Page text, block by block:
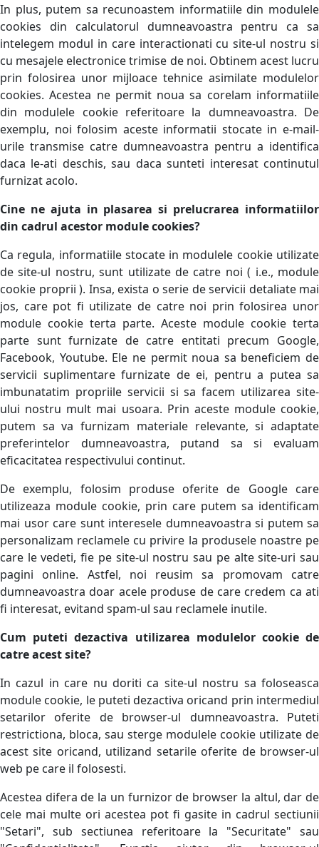
In plus, putem sa recunoastem informatiile din modulele
cookies din calculatorul dumneavoastra pentru ca sa
intelegem modul in care interactionati cu site-ul nostru si
cu mesajele electronice trimise de noi. Obtinem acest lucru
prin folosirea unor mijloace tehnice asimilate modulelor
cookies. Acestea ne permit noua sa corelam informatiile
din modulele cookie referitoare la dumneavoastra. De
exemplu, noi folosim aceste informatii stocate in e-mail-
urile transmise catre dumneavoastra pentru a identifica
daca le-ati deschis, sau daca sunteti interesat continutul
furnizat acolo.
Cine ne ajuta in plasarea si prelucrarea informatiilor
din cadrul acestor module cookies?
Ca regula, informatiile stocate in modulele cookie utilizate
de site-ul nostru, sunt utilizate de catre noi ( i.e., module
cookie proprii ). Insa, exista o serie de servicii detaliate mai
jos, care pot fi utilizate de catre noi prin folosirea unor
module cookie terta parte. Aceste module cookie terta
parte sunt furnizate de catre entitati precum Google,
Facebook, Youtube. Ele ne permit noua sa beneficiem de
servicii suplimentare furnizate de ei, pentru a putea sa
imbunatatim propriile servicii si sa facem utilizarea site-
ului nostru mult mai usoara. Prin aceste module cookie,
putem sa va furnizam materiale relevante, si adaptate
preferintelor dumneavoastra, putand sa si evaluam
eficacitatea respectivului continut.
De exemplu, folosim produse oferite de Google care
utilizeaza module cookie, prin care putem sa identificam
mai usor care sunt interesele dumneavoastra si putem sa
personalizam reclamele cu privire la produsele noastre pe
care le vedeti, fie pe site-ul nostru sau pe alte site-uri sau
pagini online. Astfel, noi reusim sa promovam catre
dumneavoastra doar acele produse de care credem ca ati
fi interesat, evitand spam-ul sau reclamele inutile.
Cum puteti dezactiva utilizarea modulelor cookie de
catre acest site?
In cazul in care nu doriti ca site-ul nostru sa foloseasca
module cookie, le puteti dezactiva oricand prin intermediul
setarilor oferite de browser-ul dumneavoastra. Puteti
restrictiona, bloca, sau sterge modulele cookie utilizate de
acest site oricand, utilizand setarile oferite de browser-ul
web pe care il folosesti.
Acestea difera de la un furnizor de browser la altul, dar de
cele mai multe ori acestea pot fi gasite in cadrul sectiunii
"Setari", sub sectiunea referitoare la "Securitate" sau